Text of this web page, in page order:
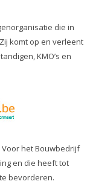
die in
komt op en verleent
KMO’s en
het Bouwbedrijf
en die heeft tot
bevorderen.